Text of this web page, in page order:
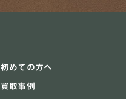
初めての方へ
買取事例